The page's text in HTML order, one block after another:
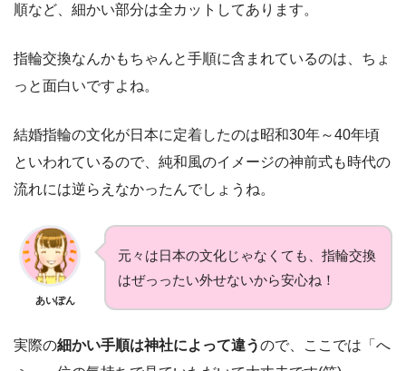
順など、細かい部分は全カットしてあります。
指輪交換なんかもちゃんと手順に含まれているのは、ちょ
っと面白いですよね。
結婚指輪の文化が日本に定着したのは昭和30年～40年頃
といわれているので、純和風のイメージの神前式も時代の
流れには逆らえなかったんでしょうね。
あいぽん
元々は日本の文化じゃなくても、指輪交換
はぜっったい外せないから安心ね！
実際の細かい手順は神社によって違うので、ここでは「へ